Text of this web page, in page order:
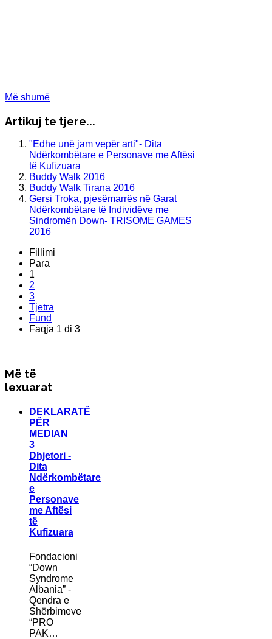
Më shumë
Artikuj te tjere...
"Edhe unë jam vepër arti"- Dita
Ndërkombëtare e Personave me Aftësi
të Kufizuara
Buddy Walk 2016
Buddy Walk Tirana 2016
Gersi Troka, pjesëmarrës në Garat
Ndërkombëtare të Individëve me
Sindromën Down- TRISOME GAMES
2016
Fillimi
Para
1
2
3
Tjetra
Fund
Faqja 1 di 3
Më të
lexuarat
DEKLARATË
PËR
MEDIAN
3
Dhjetori -
Dita
Ndërkombëtare
e
Personave
me Aftësi
të
Kufizuara
Fondacioni
“Down
Syndrome
Albania” -
Qendra e
Shërbimeve
“PRO
PAK…